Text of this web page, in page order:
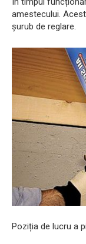
amestecului.
șurub de reglare.
Poziția de lucru a